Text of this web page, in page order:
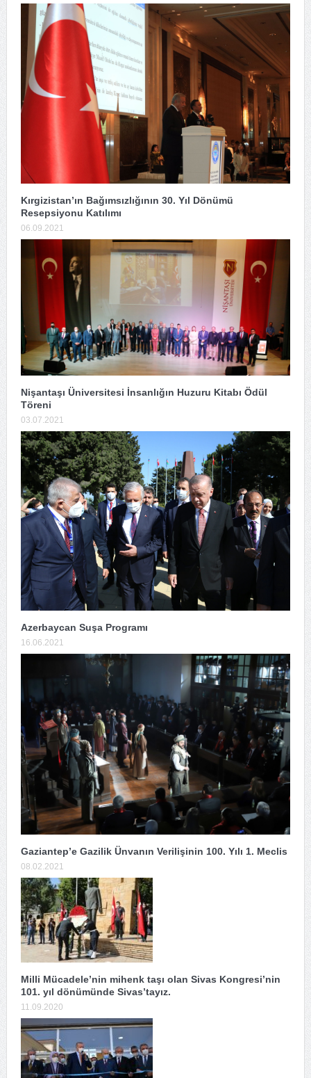
Kırgizistan’ın Bağımsızlığının 30. Yıl Dönümü
Resepsiyonu Katılımı
06.09.2021
Nişantaşı Üniversitesi İnsanlığın Huzuru Kitabı Ödül
Töreni
03.07.2021
Azerbaycan Suşa Programı
16.06.2021
Gaziantep’e Gazilik Ünvanın Verilişinin 100. Yılı 1. Meclis
08.02.2021
Milli Mücadele’nin mihenk taşı olan Sivas Kongresi’nin
101. yıl dönümünde Sivas’tayız.
11.09.2020